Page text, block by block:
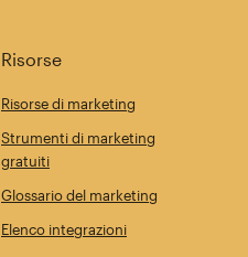
Risorse
Risorse di marketing
Strumenti di marketing
gratuiti
Glossario del marketing
Elenco integrazioni